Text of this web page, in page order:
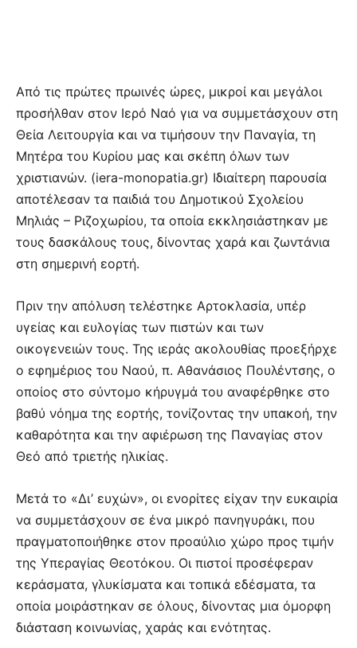
Από τις πρώτες πρωινές ώρες, μικροί και μεγάλοι
προσήλθαν στον Ιερό Ναό για να συμμετάσχουν στη
Θεία Λειτουργία και να τιμήσουν την Παναγία, τη
Μητέρα του Κυρίου μας και σκέπη όλων των
χριστιανών. (iera-monopatia.gr) Ιδιαίτερη παρουσία
αποτέλεσαν τα παιδιά του Δημοτικού Σχολείου
Μηλιάς – Ριζοχωρίου, τα οποία εκκλησιάστηκαν με
τους δασκάλους τους, δίνοντας χαρά και ζωντάνια
στη σημερινή εορτή.
Πριν την απόλυση τελέστηκε Αρτοκλασία, υπέρ
υγείας και ευλογίας των πιστών και των
οικογενειών τους. Της ιεράς ακολουθίας προεξήρχε
ο εφημέριος του Ναού, π. Αθανάσιος Πουλέντσης, ο
οποίος στο σύντομο κήρυγμά του αναφέρθηκε στο
βαθύ νόημα της εορτής, τονίζοντας την υπακοή, την
καθαρότητα και την αφιέρωση της Παναγίας στον
Θεό από τριετής ηλικίας.
Μετά το «Δι’ ευχών», οι ενορίτες είχαν την ευκαιρία
να συμμετάσχουν σε ένα μικρό πανηγυράκι, που
πραγματοποιήθηκε στον προαύλιο χώρο προς τιμήν
της Υπεραγίας Θεοτόκου. Οι πιστοί προσέφεραν
κεράσματα, γλυκίσματα και τοπικά εδέσματα, τα
οποία μοιράστηκαν σε όλους, δίνοντας μια όμορφη
διάσταση κοινωνίας, χαράς και ενότητας.